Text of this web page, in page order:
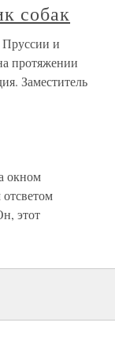
собак
и
протяжении
Заместитель
окном
отсветом
этот